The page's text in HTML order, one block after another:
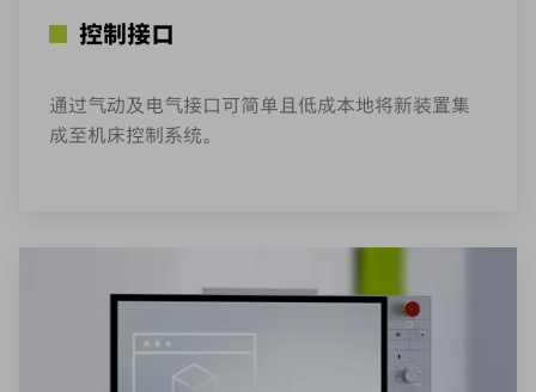
控制接口
通过气动及电气接口可简单且低成本地将新装置集
成至机床控制系统。